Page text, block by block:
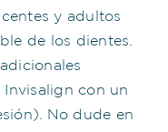
y adultos
de los dientes.
con un
No dude en